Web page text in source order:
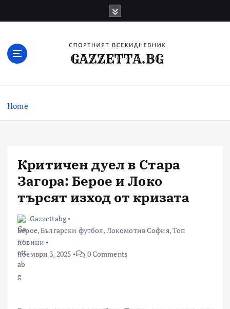
Home
Критичен дуел в Стара
Загора: Берое и Локо
търсят изход от кризата
Gazzettabg
Берое,Български футбол, Локомотив София,Топ
новини
ноември 3, 2025
0 Comments